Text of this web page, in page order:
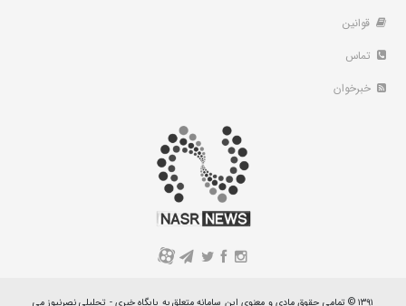
قوانین
تماس
خبرخوان
A
۱۳۹۱ © تمامی حقوق مادی و معنوی این سامانه متعلق به پایگاه خبری - تحلیلی نصرنیوز می